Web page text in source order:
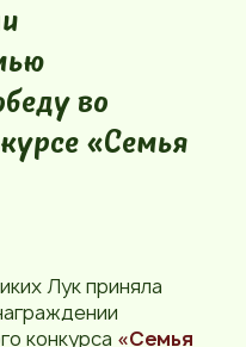
во
«Семья
Лук приняла
конкурса «Семья